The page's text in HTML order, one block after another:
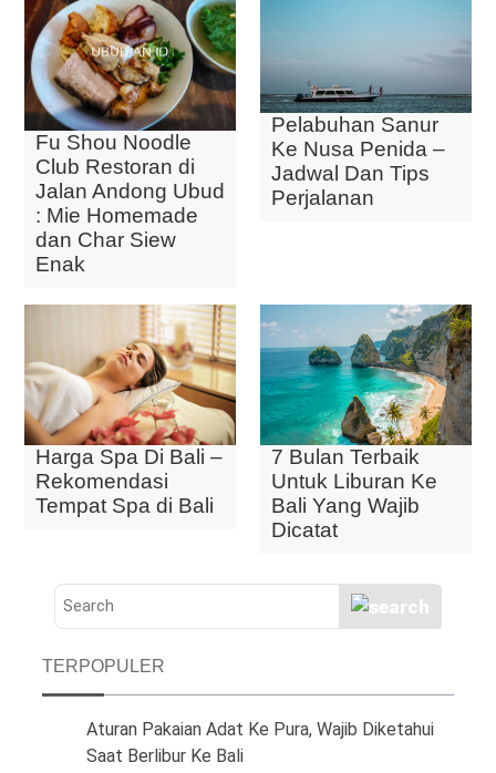
Fu Shou Noodle
Club Restoran di
Jalan Andong Ubud
: Mie Homemade
dan Char Siew
Enak
Pelabuhan Sanur
Ke Nusa Penida –
Jadwal Dan Tips
Perjalanan
Harga Spa Di Bali –
Rekomendasi
Tempat Spa di Bali
7 Bulan Terbaik
Untuk Liburan Ke
Bali Yang Wajib
Dicatat
TERPOPULER
Aturan Pakaian Adat Ke Pura, Wajib Diketahui
Saat Berlibur Ke Bali